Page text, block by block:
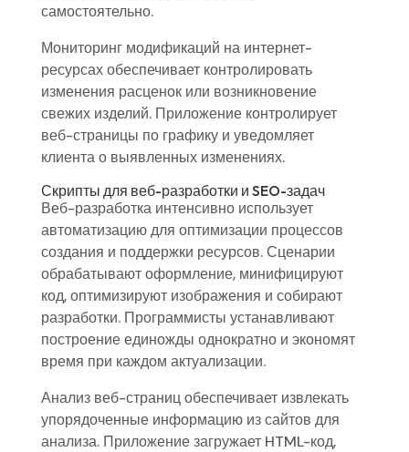
самостоятельно.
Мониторинг модификаций на интернет-
ресурсах обеспечивает контролировать
изменения расценок или возникновение
свежих изделий. Приложение контролирует
веб-страницы по графику и уведомляет
клиента о выявленных изменениях.
Скрипты для веб-разработки и SEO-задач
Веб-разработка интенсивно использует
автоматизацию для оптимизации процессов
создания и поддержки ресурсов. Сценарии
обрабатывают оформление, минифицируют
код, оптимизируют изображения и собирают
разработки. Программисты устанавливают
построение единожды однократно и экономят
время при каждом актуализации.
Анализ веб-страниц обеспечивает извлекать
упорядоченные информацию из сайтов для
анализа. Приложение загружает HTML-код,